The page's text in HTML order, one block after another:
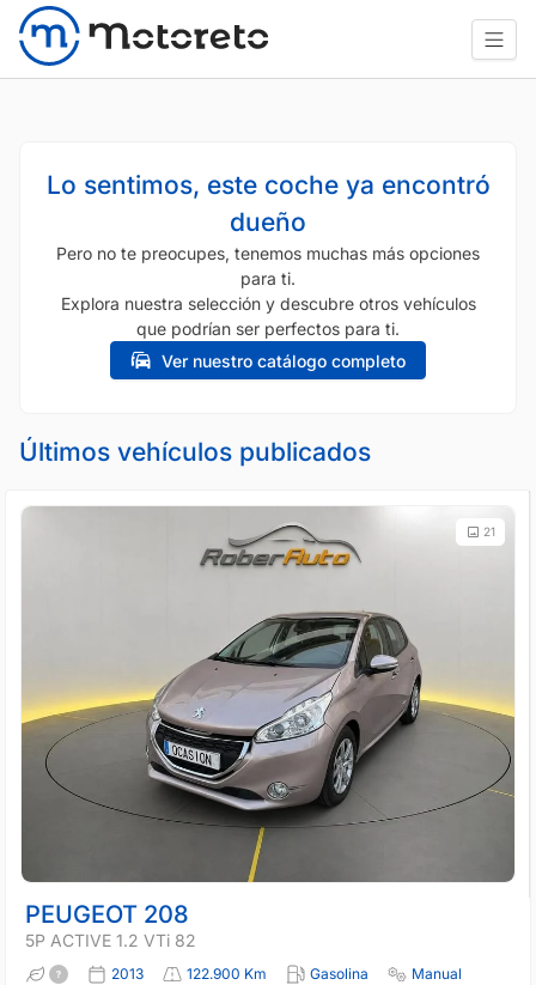
Lo sentimos, este coche ya encontró
dueño
Pero no te preocupes, tenemos muchas más opciones
para ti.
Explora nuestra selección y descubre otros vehículos
que podrían ser perfectos para ti.
Ver nuestro catálogo completo
Últimos vehículos publicados
21
PEUGEOT 208
5P ACTIVE 1.2 VTi 82
2013 122.900 Km Gasolina
Manual